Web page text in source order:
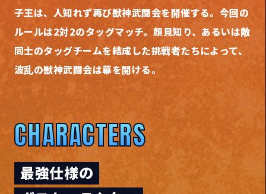
子王は、 人知れず再び獣神武闘会を開催する。 今回の
ルールは2対2のタッグマッチ。顔見知り、あるいは敵
同士のタッグチームを結成した挑戦者たちによって、
波乱の獣神武闘会は幕を開ける。
CHARACTERS
最強仕様の